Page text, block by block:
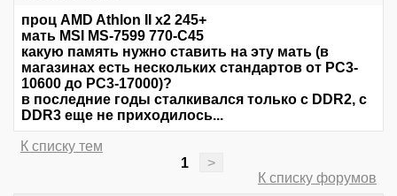
проц AMD Athlon II x2 245+
мать MSI MS-7599 770-C45
какую память нужно ставить на эту мать (в
магазинах есть нескольких стандартов от РС3-
10600 до РС3-17000)?
в последние годы сталкивался только с DDR2, с
DDR3 еще не приходилось...
К списку тем
1
>
К списку форумов